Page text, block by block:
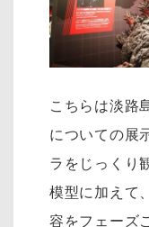
こちらは淡路
についての展
ラをじっくり
模型に加えて
容をフェーズ